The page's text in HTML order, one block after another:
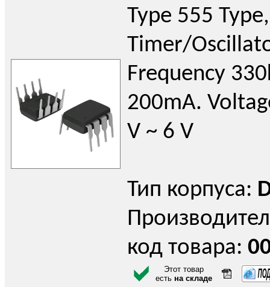
Type 555 Type,
Timer/
Frequency
200mA.
V ~ 6 V
Тип корпуса:
код товара:
Этот товар
есть на складе